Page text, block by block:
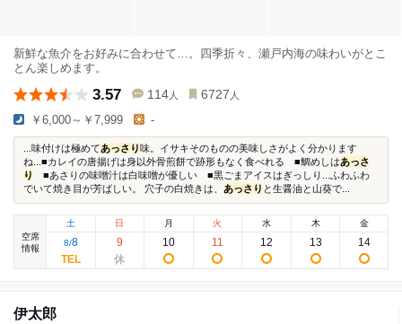
新鮮な魚介をお好みに合わせて…。四季折々、瀬戸内海の味わいがとこ
とん楽しめます。
3.57 114 人 6727 人
￥6,000～￥7,999 -
...味付けは極めてあっさり 味。イサキそのものの美味しさがよく分かります
ね...■カレイの唐揚げは身以外骨煎餅で跡形もなく食べれる ■鯛めしはあっさ
り
■あさりの味噌汁は白味噌が優しい ■黒ごまアイスはぎっしり...ふわふわ
でいて焼き目が芳ばしい。 穴子の白焼きは、 あっさり と生醤油と山葵で...
空席
情報
土
8/8
日
9
月
10
火
11
水
12
木
13
金
14
伊太郎